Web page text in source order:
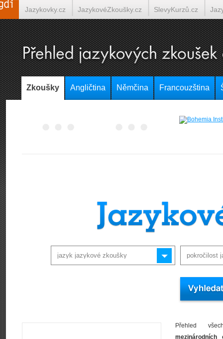
Jazykovky.cz JazykovéZkoušky.cz SlevyKurzů.cz
Španělština on-line Italština on-line Tlumočení-
Zkoušky Angličtina Němčina Francouzština
Přehled
mezinárodních